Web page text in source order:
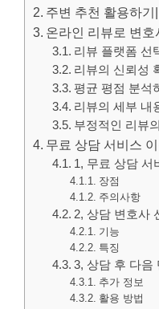
주변 추천 활용하
온라인 리뷰로 변호
리뷰 플랫폼 선
리뷰의 신뢰성
평균 평점 분석
리뷰의 세부 내
부정적인 리뷰
무료 상담 서비스
1, 무료 상담 서
장점
주의사항
2, 상담 변호사
기능
특징
3, 상담 후 다음
추가 정보
활용 방법